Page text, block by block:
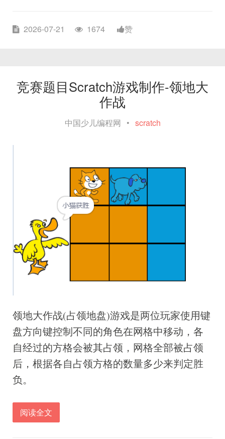
2026-07-21 1674 赞
竞赛题目Scratch游戏制作-领地大
作战
中国少儿编程网 • scratch
领地大作战(占领地盘)游戏是两位玩家使用键
盘方向键控制不同的角色在网格中移动，各
自经过的方格会被其占领，网格全部被占领
后，根据各自占领方格的数量多少来判定胜
负。
阅读全文